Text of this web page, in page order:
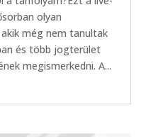
olyan
még nem tanultak
és több jogterület
megismerkedni. A...